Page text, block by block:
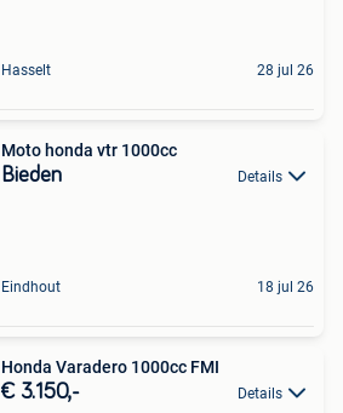
Hasselt 28 jul 26
Moto honda vtr 1000cc
Bieden Details
Eindhout 18 jul 26
Honda Varadero 1000cc FMI
€ 3.150,- Details